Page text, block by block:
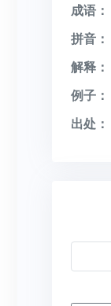
成语：
拼音：
解释：
例子：
出处：